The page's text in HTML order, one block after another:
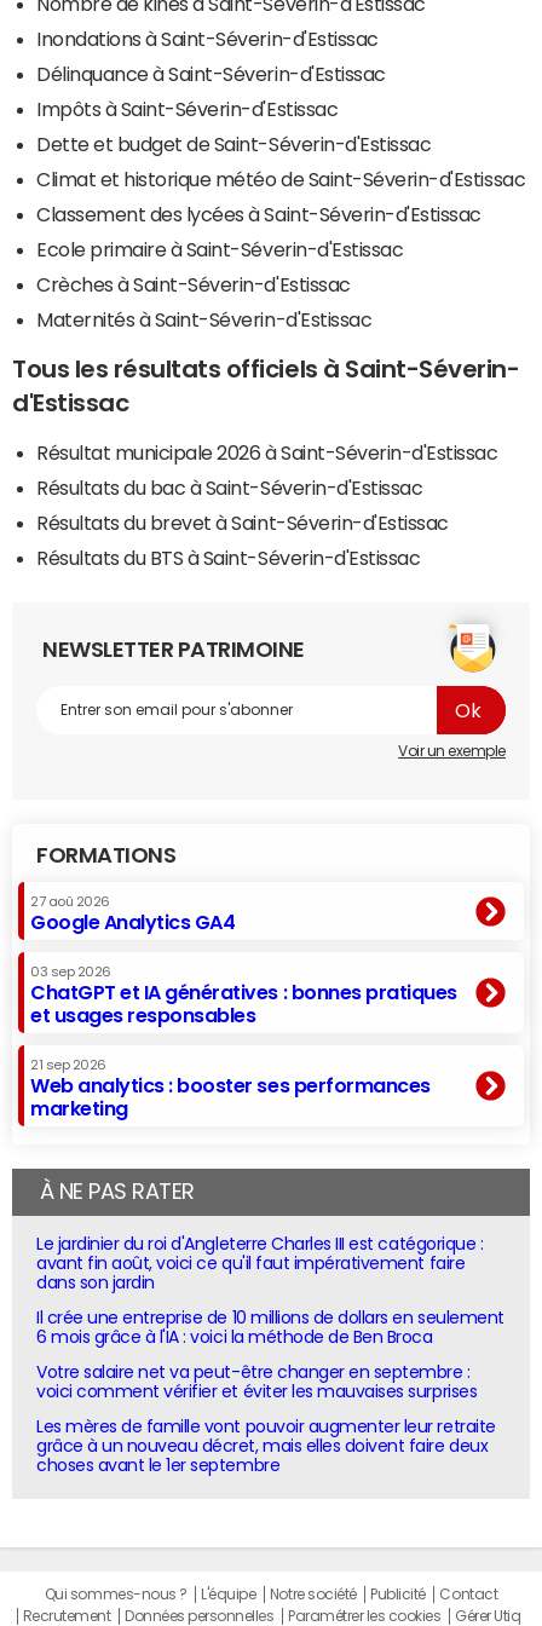
Inondations à Saint-Séverin-d'Estissac
Délinquance à Saint-Séverin-d'Estissac
Impôts à Saint-Séverin-d'Estissac
Dette et budget de Saint-Séverin-d'Estissac
Climat et historique météo de Saint-Séverin-d'Estissac
Classement des lycées à Saint-Séverin-d'Estissac
Ecole primaire à Saint-Séverin-d'Estissac
Crèches à Saint-Séverin-d'Estissac
Maternités à Saint-Séverin-d'Estissac
Tous les résultats officiels à Saint-Séverin-
d'Estissac
Résultat municipale 2026 à Saint-Séverin-d'Estissac
Résultats du bac à Saint-Séverin-d'Estissac
Résultats du brevet à Saint-Séverin-d'Estissac
Résultats du BTS à Saint-Séverin-d'Estissac
NEWSLETTER PATRIMOINE
Voir un exemple
FORMATIONS
27 aoû 2026
Google Analytics GA4
03 sep 2026
ChatGPT et IA génératives : bonnes pratiques
et usages responsables
21 sep 2026
Web analytics : booster ses performances
marketing
À NE PAS RATER
Le jardinier du roi d'Angleterre Charles III est catégorique :
avant fin août, voici ce qu'il faut impérativement faire
dans son jardin
Il crée une entreprise de 10 millions de dollars en seulement
6 mois grâce à l'IA : voici la méthode de Ben Broca
Votre salaire net va peut-être changer en septembre :
voici comment vérifier et éviter les mauvaises surprises
Les mères de famille vont pouvoir augmenter leur retraite
grâce à un nouveau décret, mais elles doivent faire deux
choses avant le 1er septembre
Qui sommes-nous ? L'équipe Notre société Publicité
Contact
Recrutement
Données personnelles Paramétrer les cookies Gérer Utiq